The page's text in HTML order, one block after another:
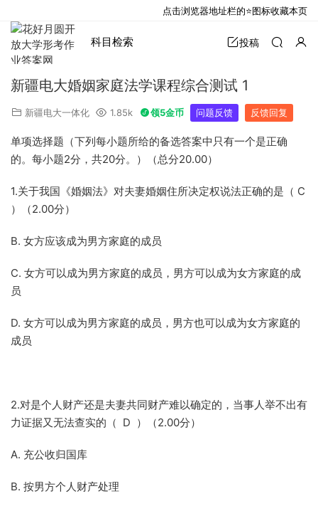
科目检索 投稿
新疆电大婚姻家庭法学课程综合测试 1
新疆电大一体化 1.85k 领5金币 问题反馈 反馈回复
单项选择题（下列每小题所给的备选答案中只有一个是正确
的。每小题2分，共20分。）（总分20.00）
1.关于我国《婚姻法》对夫妻婚姻住所决定权说法正确的是（ C
）（2.00分）
B. 女方应该成为男方家庭的成员
C. 女方可以成为男方家庭的成员，男方可以成为女方家庭的成
员
D. 女方可以成为男方家庭的成员，男方也可以成为女方家庭的
成员
2.对是个人财产还是夫妻共同财产难以确定的，当事人举不出有
力证据又无法查实的（ D ）（2.00分）
A. 充公收归国库
B. 按男方个人财产处理
点击浏览器地址栏的⭐图标收藏本页